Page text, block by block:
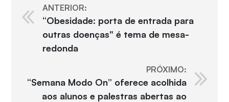
ANTERIOR:
“Obesidade: porta de entrada para
outras doenças" é tema de mesa-
redonda
PRÓXIMO:
“Semana Modo On” oferece acolhida
aos alunos e palestras abertas ao